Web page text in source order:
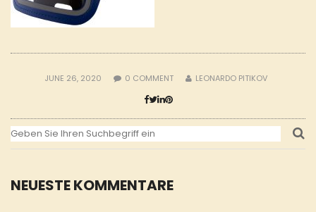
NEUESTE KOMMENTARE
JUNE 26, 2020 0 COMMENT LEONARDO PITIKOV